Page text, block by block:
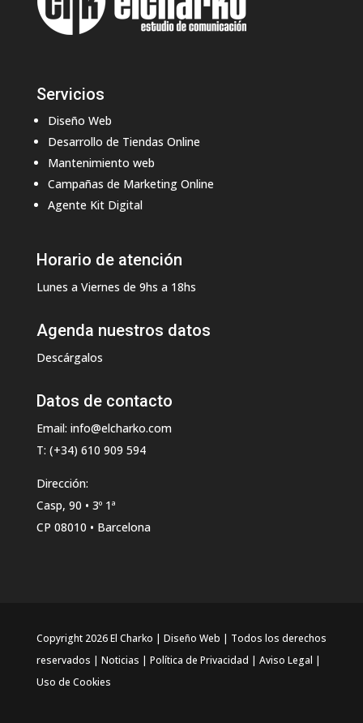
Servicios
Diseño Web
Desarrollo de Tiendas Online
Mantenimiento web
Campañas de Marketing Online
Agente Kit Digital
Horario de atención
Lunes a Viernes de 9hs a 18hs
Agenda nuestros datos
Descárgalos
Datos de contacto
Email: info@elcharko.com
T: (+34) 610 909 594
Dirección:
Casp, 90 • 3º 1ª
CP 08010 • Barcelona
Copyright 2026 El Charko | Diseño Web | Todos los derechos
reservados | Noticias | Política de Privacidad | Aviso Legal |
Uso de Cookies